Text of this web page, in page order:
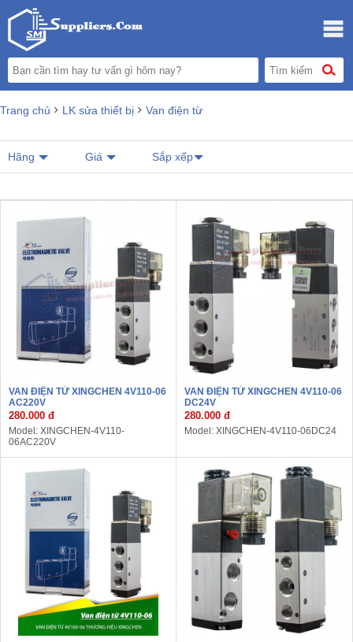
Trang chủ LK sửa thiết bị Van điện từ
Hãng Giá Sắp xếp
VAN ĐIỆN TỪ XINGCHEN 4V110-06
AC220V
280.000 đ
Model: XINGCHEN-4V110-
06AC220V
VAN ĐIỆN TỪ XINGCHEN 4V110-06
DC24V
280.000 đ
Model: XINGCHEN-4V110-06DC24